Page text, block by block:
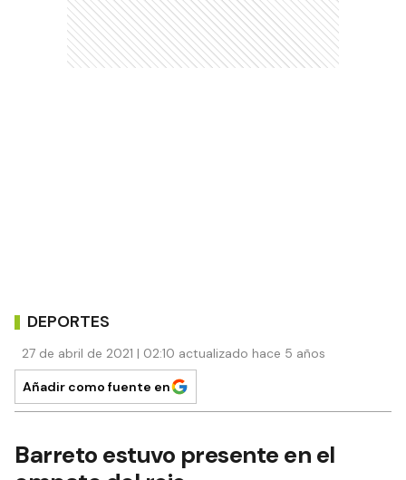
DEPORTES
27 de abril de 2021 | 02:10 actualizado hace 5 años
Añadir como fuente en
Barreto estuvo presente en el